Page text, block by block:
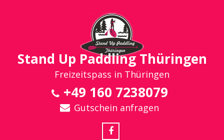
Stand Up Paddling Thüringen
Freizeitspass in Thüringen
+49 160 7238079
Gutschein anfragen